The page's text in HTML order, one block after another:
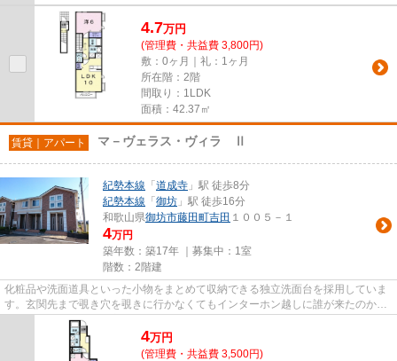
4.7万円
(管理費・共益費 3,800円)
敷：0ヶ月｜礼：1ヶ月
所在階：2階
間取り：1LDK
面積：42.37㎡
賃貸｜アパート マ－ヴェラス・ヴィラ Ⅱ
紀勢本線 「 道成寺 」駅 徒歩8分
紀勢本線 「 御坊 」駅 徒歩16分
和歌山県御坊市藤田町吉田 １００５－１
4万円
築年数：築17年 ｜募集中： 1室
階数：2階建
化粧品や洗面道具といった小物をまとめて収納できる独立洗面台を採用していま
す。玄関先まで覗き穴を覗きに行かなくてもインターホン越しに誰が来たのかを
確認できます。多くの方にご...
4万円
(管理費・共益費 3,500円)